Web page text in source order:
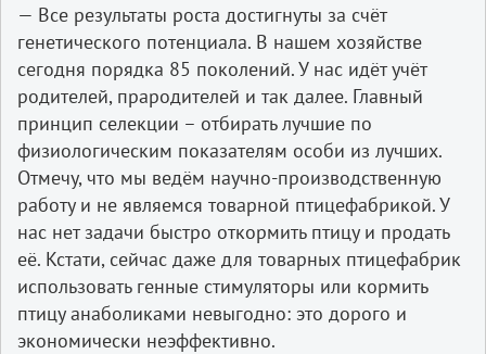
— Все результаты роста достигнуты за счёт
генетического потенциала. В нашем хозяйстве
сегодня порядка 85 поколений. У нас идёт учёт
родителей, прародителей и так далее. Главный
принцип селекции – отбирать лучшие по
физиологическим показателям особи из лучших.
Отмечу, что мы ведём научно-производственную
работу и не являемся товарной птицефабрикой. У
нас нет задачи быстро откормить птицу и продать
её. Кстати, сейчас даже для товарных птицефабрик
использовать генные стимуляторы или кормить
птицу анаболиками невыгодно: это дорого и
экономически неэффективно.